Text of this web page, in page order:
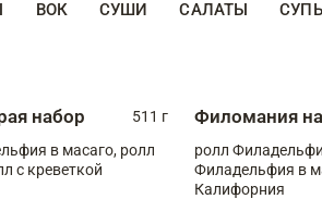
ВОК СУШИ САЛАТЫ СУПЫ
набор
511 г
в масаго, ролл
с креветкой
Филомания
ролл
Филадельфия в
Калифорния